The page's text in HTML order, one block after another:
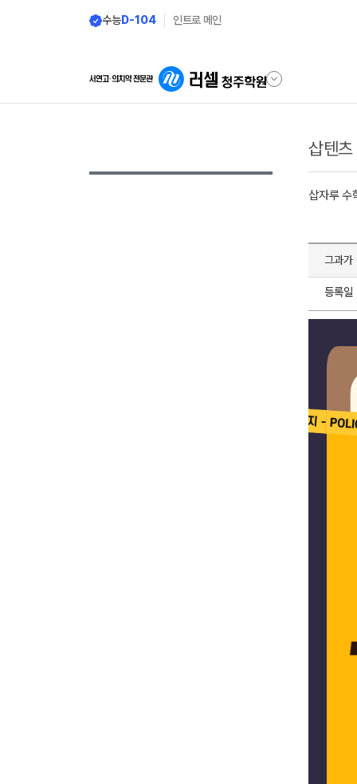
수능D-104 인트로 메인
삽텐츠
삽자루 수
그과가
등록일